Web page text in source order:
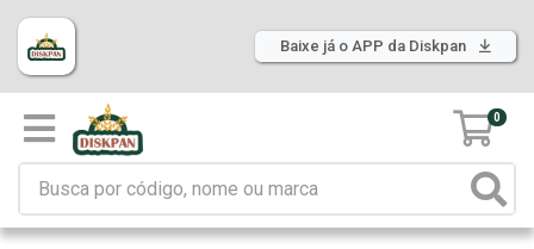
Baixe já o APP da Diskpan
0